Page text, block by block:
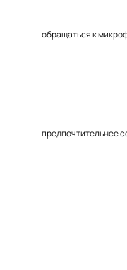
обращаться к
предпочтительнее